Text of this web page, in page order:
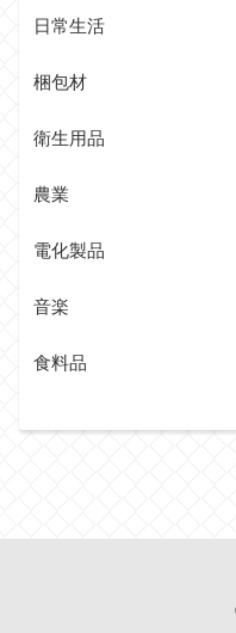
日常生活
梱包材
衛生用品
農業
電化製品
音楽
食料品